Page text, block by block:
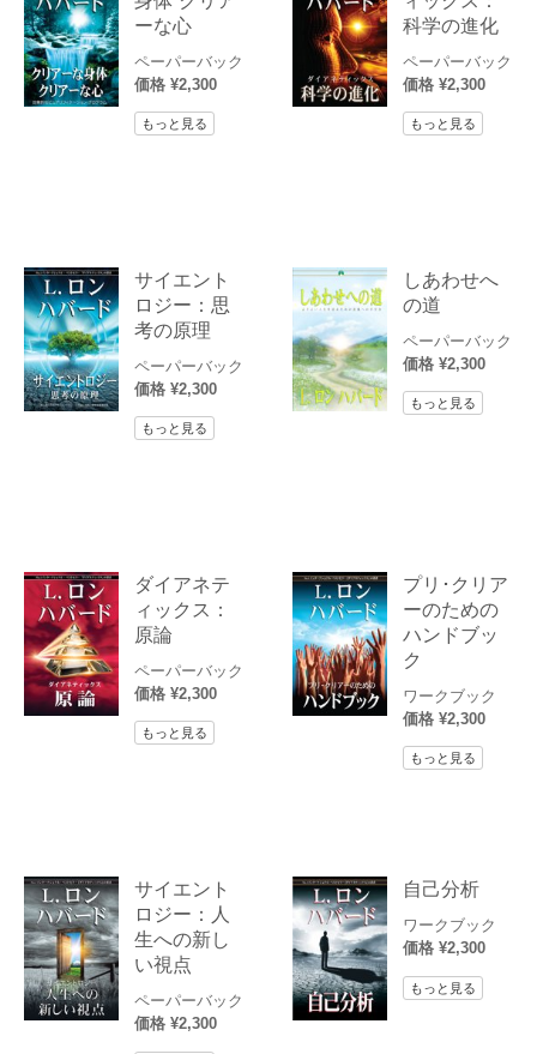
ーな心
ペーパーバック
価格 ¥2,300
もっと見る
科学の進化
ペーパーバック
価格 ¥2,300
もっと見る
サイエント
ロジー：思
考の原理
ペーパーバック
価格 ¥2,300
もっと見る
しあわせへ
の道
ペーパーバック
価格 ¥2,300
もっと見る
ダイアネテ
ィックス：
原論
ペーパーバック
価格 ¥2,300
もっと見る
プリ･クリア
ーのための
ハンドブッ
ク
ワークブック
価格 ¥2,300
もっと見る
サイエント
ロジー：人
生への新し
い視点
ペーパーバック
価格 ¥2,300
自己分析
ワークブック
価格 ¥2,300
もっと見る